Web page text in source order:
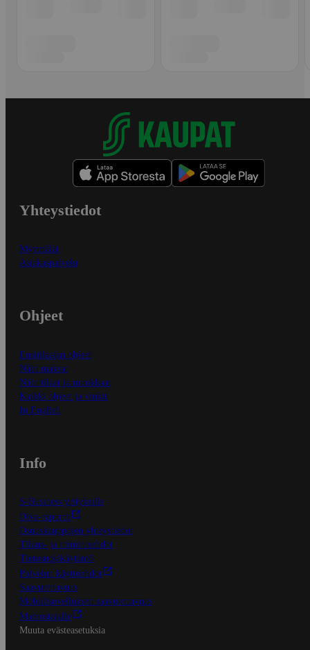
Yhteystiedot
Myymälät
Asiakaspalvelu
Ohjeet
Ensitilaajan ohjeet
Näin maksat
Näin tilaat ja muokkaat
Kaikki ohjeet ja vinkit
In English
Info
S-Business yrityksille
Oiva-raportit
Osuuskauppojen yhteystiedot
Tilaus- ja toimitusehdot
Tietosuojakäytäntö
Palvelun käyttöehdot
Saavutettavuus
Mobiilisovelluksen saavutettavuus
Mainostajalle
Muuta evästeasetuksia